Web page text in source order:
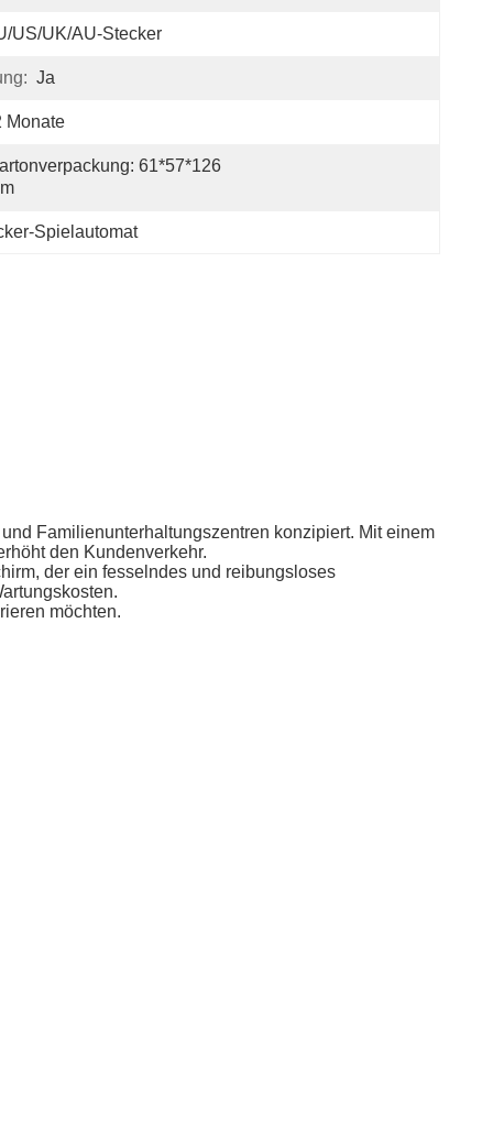
US/UK/AU-Stecker
Ja
Monate
61*57*126
Spielautomat
Familienunterhaltungszentren konzipiert. Mit einem
den Kundenverkehr.
der ein fesselndes und reibungsloses
möchten.